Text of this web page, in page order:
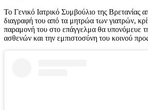
Το Γενικό Ιατρικό Συμβούλιο της Βρετανίας
διαγραφή του από τα μητρώα των γιατρών,
παραμονή του στο επάγγελμα θα υπονόμευε
ασθενών και την εμπιστοσύνη του κοινού